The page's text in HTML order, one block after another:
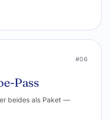
#06
Pass
beides als Paket —